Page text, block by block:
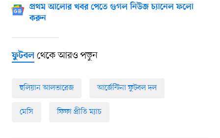
প্রথম আলোর খবর পেতে গুগল নিউজ চ্যানেল ফলো
করুন
ফুটবলথেকে আরও পড়ুন
হুলিয়ান আলভারেজ আর্জেন্টিনা ফুটবল দল
মেসি ফিফা প্রীতি ম্যাচ